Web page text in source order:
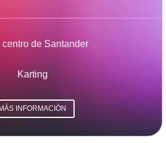
de Santander
Karting
MÁS INFORMACIÓN